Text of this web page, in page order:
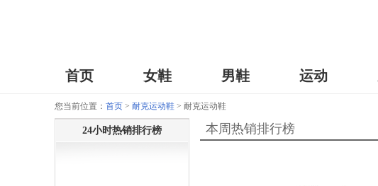
首页 女鞋 男鞋 运动
您当前位置： 首页 > 耐克运动鞋 > 耐克运动鞋
24小时热销排行榜 本周热销排行榜